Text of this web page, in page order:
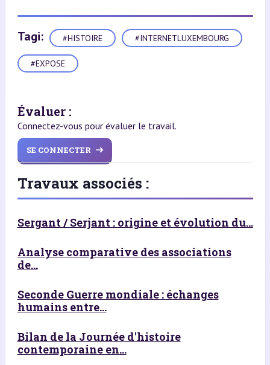
Tagi: #HISTOIRE #INTERNETLUXEMBOURG
#EXPOSE
Évaluer :
Connectez-vous pour évaluer le travail.
SE CONNECTER
Travaux associés :
Sergant / Serjant : origine et évolution du...
Analyse comparative des associations
de...
Seconde Guerre mondiale : échanges
humains entre...
Bilan de la Journée d'histoire
contemporaine en...